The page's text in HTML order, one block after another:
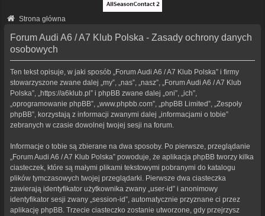
Strona główna
Forum Audi A6 / A7 Klub Polska - Zasady ochrony danych
osobowych
Ten tekst opisuje, w jaki sposób „Forum Audi A6 / A7 Klub Polska” i firmy
stowarzyszone zwane dalej „my”, „nas”, „nasz”, „Forum Audi A6 / A7 Klub
Polska”, „https://a6klub.pl” i phpBB zwane dalej „oni”, „ich”,
„oprogramowanie phpBB”, „www.phpbb.com”, „phpBB Limited”, „Zespoły
phpBB”, korzystają z informacji zwanymi dalej „informacjami o tobie”
zebranych w czasie dowolnej twojej sesji na forum.
Informacje o tobie są zbierane na dwa sposoby. Po pierwsze, przeglądanie
„Forum Audi A6 / A7 Klub Polska” powoduje, że aplikacja phpBB tworzy kilka
ciasteczek, które są małymi plikami tekstowymi pobranymi do katalogu
plików tymczasowych twojej przeglądarki. Pierwsze dwa ciasteczka
zawierają identyfikator użytkownika zwany „user-id” i anonimowy
identyfikator sesji zwany „session-id”, automatycznie przyznane ci przez
aplikację phpBB. Trzecie ciasteczko zostanie utworzone, gdy przejrzysz